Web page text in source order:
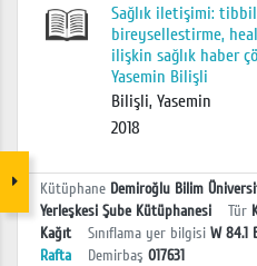
Sağlık iletişimi:
bireysellestirme,
ilişkin sağlık haber
Yasemin Bilişli
Bilişli, Yasemin
2018
Kütüphane Demiroğlu Bilim
Yerleşkesi Şube Kütüphanesi
Tür
Kağıt
Sınıflama yer bilgisi W 84.1
Rafta
Demirbaş 017631